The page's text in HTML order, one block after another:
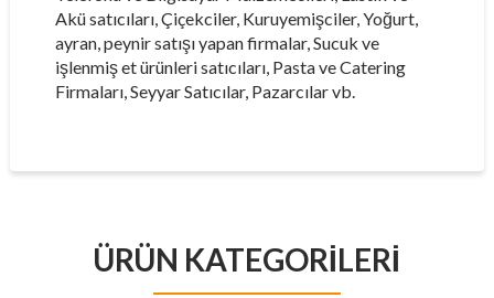
Akü satıcıları, Çiçekciler, Kuruyemişciler, Yoğurt,
ayran, peynir satışı yapan firmalar, Sucuk ve
işlenmiş et ürünleri satıcıları, Pasta ve Catering
Firmaları, Seyyar Satıcılar, Pazarcılar vb.
ÜRÜN KATEGORILERI